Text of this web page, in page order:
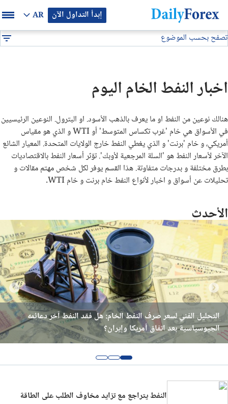
إبدأ التداول الآن AR
بيان إعلاني
تصفح بحسب الموضوع
اخبار النفط
اخبار النفط الخام اليوم
هنالك نوعين من النفط او ما يعرف بالذهب الأسود. او البترول. النوعين الرئيسيين
في الأسواق هي خام 'غرب تكساس المتوسط' أو WTI و الذي هو مقياس
أمريكي، و خام 'برنت' و الذي يغطي النفط خارج الولايات المتحدة. المعيار الشائع
الآخر لأسعار النفط هو 'السلة المرجعية لأوبك'. تؤثر أسعار النفط بالاقتصاديات
بطرق مختلفة و بدرجات متفاوتة. هذا القسم يوفر لكل شخص مهتم مقالات و
تحليلات عن أسواق و اخبار لأنواع النفط خام برنت و خام WTI.
الأحدث
التحليل الفني لسعر صرف النفط الخام: هل فقد النفط آخر دعائمه
الجيوسياسية بعد اتفاق أمريكا وإيران؟
اخبار النفط اليوم: أين تتجه أسعار النفط بعد تطورات إيران؟
اخبار النفط اليوم: هل تواصل أسعار النفط اليوم خسائرها بعد تهدئة
إيران وإسرائيل؟
النفط يتراجع مع تزايد مخاوف الطلب على الطاقة